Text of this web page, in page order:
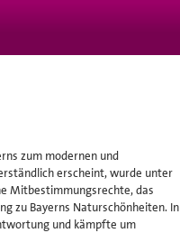
zum modernen und
erscheint, wurde unter
Mitbestimmungsrechte, das
zu Bayerns Naturschönheiten. In
und kämpfte um